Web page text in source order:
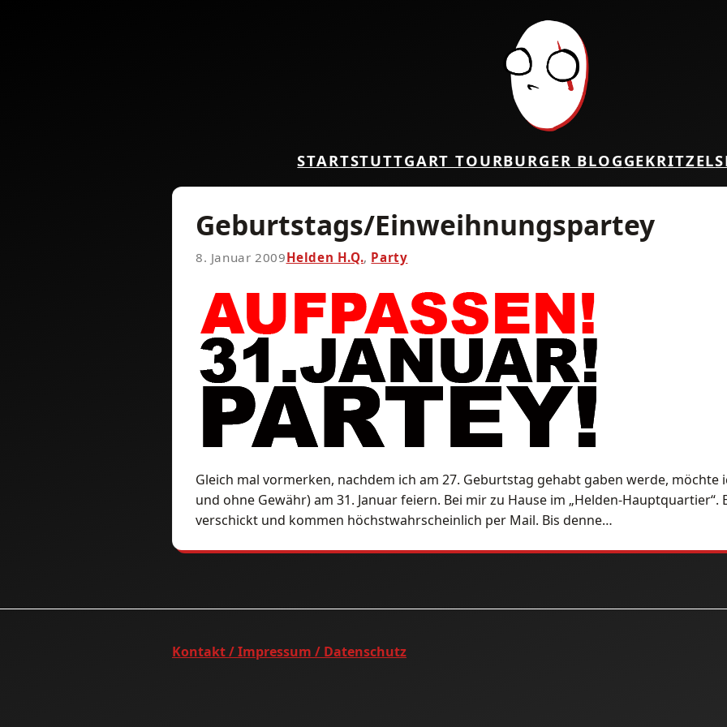
STARTSTUTTGART TOURBURGER BLOGGEKRITZEL
Geburtstags/Einweihnungspartey
8. Januar 2009Helden H.Q., Party
Gleich mal vormerken, nachdem ich am 27. Geburtstag gehabt gaben werde, möchte
und ohne Gewähr) am 31. Januar feiern. Bei mir zu Hause im „Helden-
verschickt und kommen höchstwahrscheinlich per Mail. Bis denne…
Kontakt / Impressum / Datenschutz